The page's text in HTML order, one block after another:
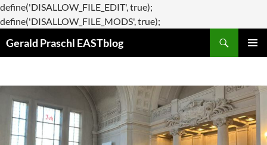
define('DISALLOW_FILE_EDIT', true);
define('DISALLOW_FILE_MODS', true);
Gerald Praschl EASTblog